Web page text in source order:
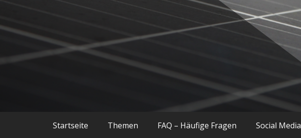
Techniac
Balkonkraftwerke, Smart Home, Technik und mehr
Startseite Themen FAQ – Häufige Fragen Social Media